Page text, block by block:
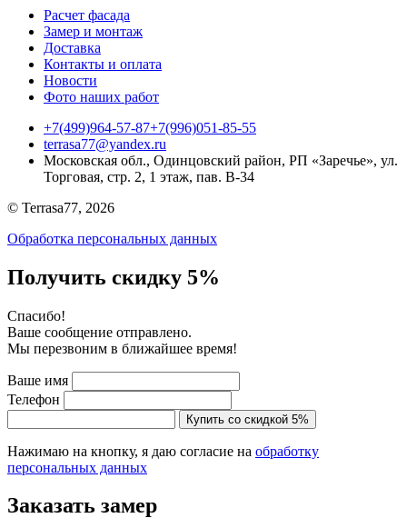
Расчет фасада
Замер и монтаж
Доставка
Контакты и оплата
Новости
Фото наших работ
+7(499)964-57-87+7(996)051-85-55
terrasa77@yandex.ru
Московская обл., Одинцовский район, РП «Заречье», ул.
Торговая, стр. 2, 1 этаж, пав. B-34
© Terrasa77, 2026
Обработка персональных данных
Получить скидку 5%
Cпасибо!
Ваше сообщение отправлено.
Мы перезвоним в ближайшее время!
Ваше имя
Телефон
Купить со скидкой 5%
Нажимаю на кнопку, я даю согласие на обработку
персональных данных
Заказать замер